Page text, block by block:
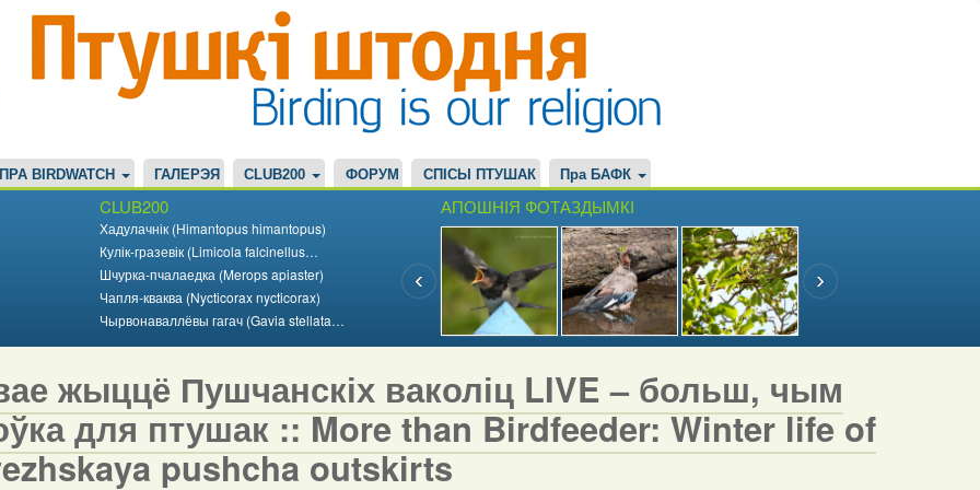
ПРА BIRDWATCH ГАЛЕРЭЯ CLUB200 ФОРУМ СПІСЫ ПТУШАК Пра БАФК
CLUB200
Хадулачнік (Himantopus himantopus)
Кулік-гразевік (Limicola falcinellus…
Шчурка-пчалаедка (Merops apiaster)
Чапля-кваква (Nycticorax nycticorax)
Чырвонаваллёвы гагач (Gavia stellata…
АПОШНІЯ ФОТАЗДЫМКІ
жыццё Пушчанскіх ваколіц LIVE – больш, чым
для птушак :: More than Birdfeeder: Winter life of
pushcha outskirts